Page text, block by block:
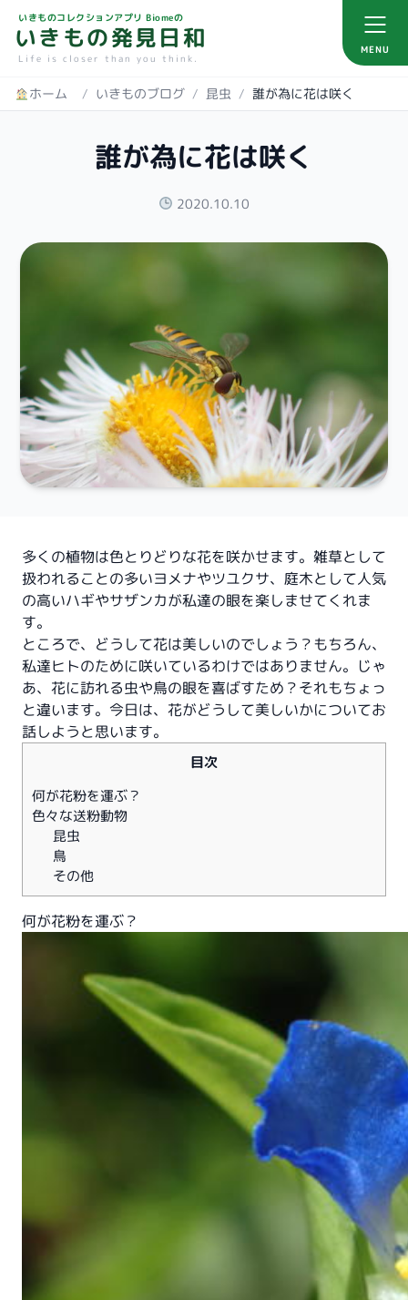
いきものコレクションアプリ Biomeの
いきもの発見日和
Life is closer than you think.
MENU
ホーム / いきものブログ / 昆虫 / 誰が為に花は咲く
誰が為に花は咲く
2020.10.10
多くの植物は色とりどりな花を咲かせます。雑草として
扱われることの多いヨメナやツユクサ、庭木として人気
の高いハギやサザンカが私達の眼を楽しませてくれま
す。
ところで、どうして花は美しいのでしょう？もちろん、
私達ヒトのために咲いているわけではありません。じゃ
あ、花に訪れる虫や鳥の眼を喜ばすため？それもちょっ
と違います。今日は、花がどうして美しいかについてお
話しようと思います。
目次
何が花粉を運ぶ？
色々な送粉動物
昆虫
鳥
その他
何が花粉を運ぶ？